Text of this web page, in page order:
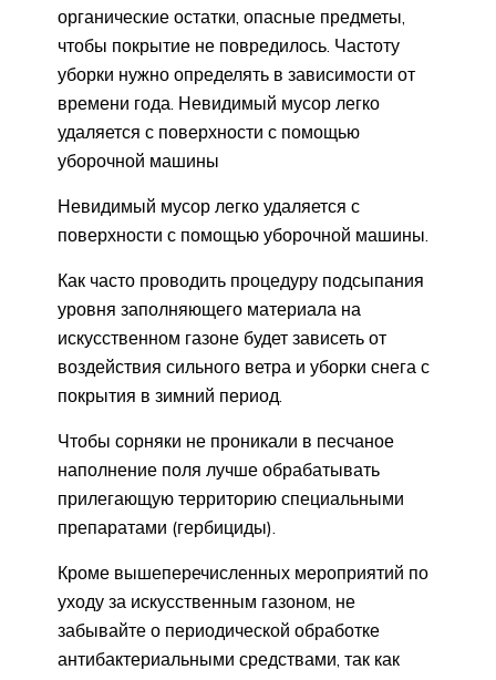
органические остатки, опасные предметы,
чтобы покрытие не повредилось. Частоту
уборки нужно определять в зависимости от
времени года. Невидимый мусор легко
удаляется с поверхности с помощью
уборочной машины
Невидимый мусор легко удаляется с
поверхности с помощью уборочной машины.
Как часто проводить процедуру подсыпания
уровня заполняющего материала на
искусственном газоне будет зависеть от
воздействия сильного ветра и уборки снега с
покрытия в зимний период.
Чтобы сорняки не проникали в песчаное
наполнение поля лучше обрабатывать
прилегающую территорию специальными
препаратами (гербициды).
Кроме вышеперечисленных мероприятий по
уходу за искусственным газоном, не
забывайте о периодической обработке
антибактериальными средствами, так как